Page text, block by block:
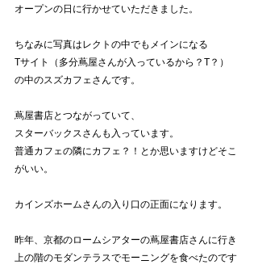
オープンの日に行かせていただきました。
ちなみに写真はレクトの中でもメインになる
Tサイト（多分蔦屋さんが入っているから？T？）
の中のスズカフェさんです。
蔦屋書店とつながっていて、
スターバックスさんも入っています。
普通カフェの隣にカフェ？！とか思いますけどそこ
がいい。
カインズホームさんの入り口の正面になります。
昨年、京都のロームシアターの蔦屋書店さんに行き
上の階のモダンテラスでモーニングを食べたのです